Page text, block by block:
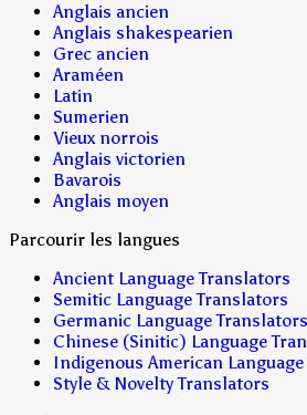
Anglais ancien
Anglais shakespearien
Grec ancien
Araméen
Latin
Sumerien
Vieux norrois
Anglais victorien
Bavarois
Anglais moyen
Parcourir les langues
Ancient Language Translators
Semitic Language Translators
Germanic Language Translators
Chinese (Sinitic) Language
Indigenous American
Style & Novelty Translators